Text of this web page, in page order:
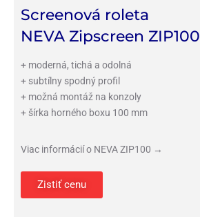
Screenová roleta
NEVA Zipscreen ZIP100
+ moderná, tichá a odolná
+ subtílny spodný profil
+ možná montáž na konzoly
+ šírka horného boxu 100 mm
Viac informácií o NEVA ZIP100 →
Zistiť cenu